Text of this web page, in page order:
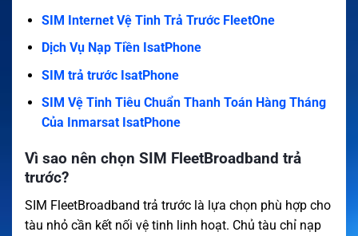
SIM Internet Vệ Tinh Trả Trước FleetOne
Dịch Vụ Nạp Tiền IsatPhone
SIM trả trước IsatPhone
SIM Vệ Tinh Tiêu Chuẩn Thanh Toán Hàng Tháng
Của Inmarsat IsatPhone
Vì sao nên chọn SIM FleetBroadband trả
trước?
SIM FleetBroadband trả trước là lựa chọn phù hợp cho
tàu nhỏ cần kết nối vệ tinh linh hoạt. Chủ tàu chỉ nạp